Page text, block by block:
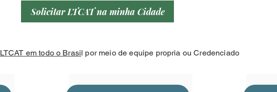
Solicitar LTCAT na minha Cidade
LTCAT em todo o Brasil por meio de equipe propria ou Credenciado